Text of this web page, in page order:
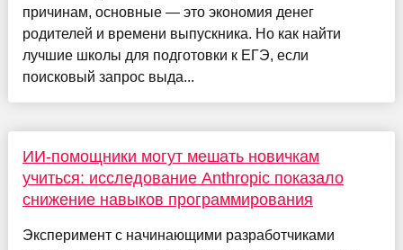
причинам, основные — это экономия денег
родителей и времени выпускника. Но как найти
лучшие школы для подготовки к ЕГЭ, если
поисковый запрос выда...
ИИ-помощники могут мешать новичкам
учиться: исследование Anthropic показало
снижение навыков программирования
Эксперимент с начинающими разработчиками